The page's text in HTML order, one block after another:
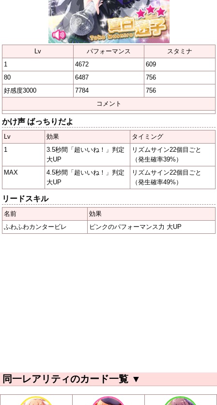
Lv パフォーマンス
スタミナ
1
4672
609
80
6487
756
好感度3000
7784
756
コメント
かけ声 ばっちりだよ
Lv 効果
タイミング
1
3.5秒間「超いいね！」判定
大UP
リズムサイン22個目ごと
（発生確率39%）
MAX
4.5秒間「超いいね！」判定
大UP
リズムサイン22個目ごと
（発生確率49%）
リードスキル
名前
効果
ふわふわカンタービレ
ピンクのパフォーマンス力 大UP
同一レアリティのカード一覧 ▼